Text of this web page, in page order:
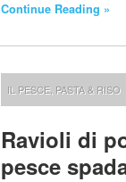
Continue Reading »
IL PESCE, PASTA & RISO
Ravioli di
pesce